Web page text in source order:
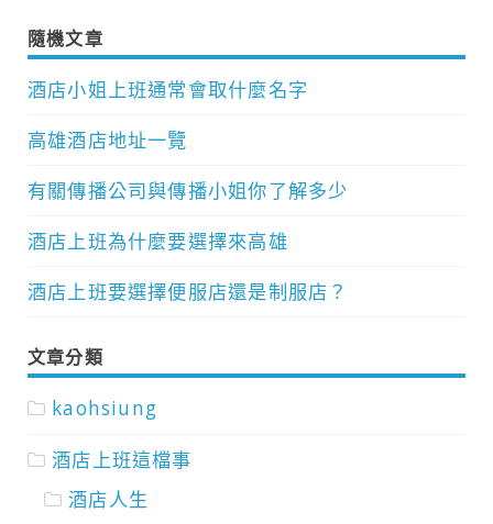
隨機文章
酒店小姐上班通常會取什麼名字
高雄酒店地址一覽
有關傳播公司與傳播小姐你了解多少
酒店上班為什麼要選擇來高雄
酒店上班要選擇便服店還是制服店？
文章分類
kaohsiung
酒店上班這檔事
酒店人生